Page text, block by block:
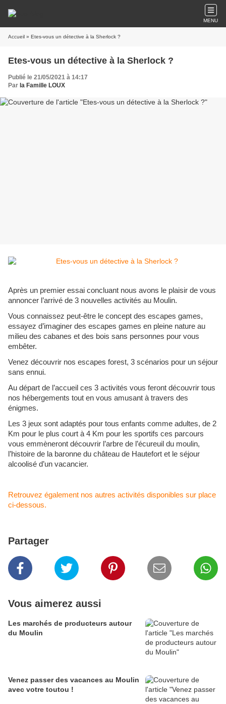
MENU
Accueil » Etes-vous un détective à la Sherlock ?
Etes-vous un détective à la Sherlock ?
Publié le 21/05/2021 à 14:17
Par la Famille LOUX
Après un premier essai concluant nous avons le plaisir de vous
annoncer l’arrivé de 3 nouvelles activités au Moulin.
Vous connaissez peut-être le concept des escapes games,
essayez d’imaginer des escapes games en pleine nature au
milieu des cabanes et des bois sans personnes pour vous
embêter.
Venez découvrir nos escapes forest, 3 scénarios pour un séjour
sans ennui.
Au départ de l’accueil ces 3 activités vous feront découvrir tous
nos hébergements tout en vous amusant à travers des
énigmes.
Les 3 jeux sont adaptés pour tous enfants comme adultes, de 2
Km pour le plus court à 4 Km pour les sportifs ces parcours
vous emmèneront découvrir l’arbre de l’écureuil du moulin,
l’histoire de la baronne du château de Hautefort et le séjour
alcoolisé d’un vacancier.
Retrouvez également nos autres activités disponibles sur place
ci-dessous.
Partager
Vous aimerez aussi
Les marchés de producteurs autour
du Moulin
Venez passer des vacances au Moulin
avec votre toutou !